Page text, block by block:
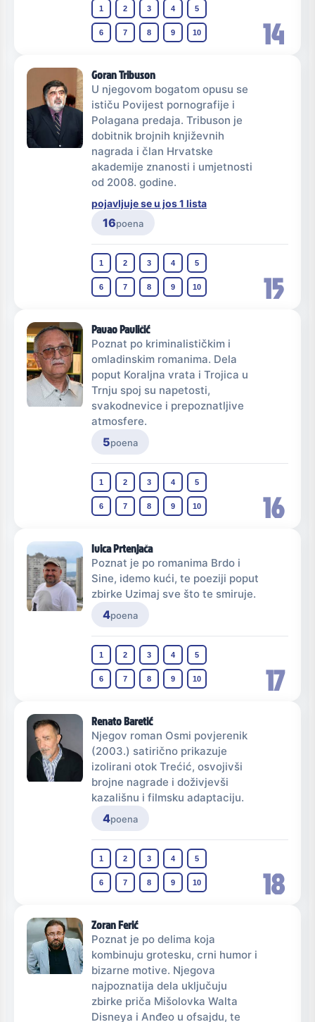
14
1 2 3 4 5
6 7 8 9 10
15
Goran Tribuson
U njegovom bogatom opusu se
ističu Povijest pornografije i
Polagana predaja. Tribuson je
dobitnik brojnih književnih
nagrada i član Hrvatske
akademije znanosti i umjetnosti
od 2008. godine.
pojavljuje se u jos 1 lista
16poena
1 2 3 4 5
6 7 8 9 10
16
Pavao Pavličić
Poznat po kriminalističkim i
omladinskim romanima. Dela
poput Koraljna vrata i Trojica u
Trnju spoj su napetosti,
svakodnevice i prepoznatljive
atmosfere.
5poena
1 2 3 4 5
6 7 8 9 10
17
Ivica Prtenjača
Poznat je po romanima Brdo i
Sine, idemo kući, te poeziji poput
zbirke Uzimaj sve što te smiruje.
4poena
1 2 3 4 5
6 7 8 9 10
18
Renato Baretić
Njegov roman Osmi povjerenik
(2003.) satirično prikazuje
izolirani otok Trećić, osvojivši
brojne nagrade i doživjevši
kazališnu i filmsku adaptaciju.
4poena
1 2 3 4 5
6 7 8 9 10
Zoran Ferić
Poznat je po delima koja
kombinuju grotesku, crni humor i
bizarne motive. Njegova
najpoznatija dela uključuju
zbirke priča Mišolovka Walta
Disneya i Anđeo u ofsajdu, te